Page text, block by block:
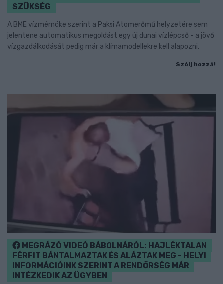
SZÜKSÉG
A BME vízmérnöke szerint a Paksi Atomerőmű helyzetére sem
jelentene automatikus megoldást egy új dunai vízlépcső - a jövő
vízgazdálkodását pedig már a klímamodellekre kell alapozni.
Szólj hozzá!
MEGRÁZÓ VIDEÓ BÁBOLNÁRÓL: HAJLÉKTALAN
FÉRFIT BÁNTALMAZTAK ÉS ALÁZTAK MEG - HELYI
INFORMÁCIÓINK SZERINT A RENDŐRSÉG MÁR
INTÉZKEDIK AZ ÜGYBEN